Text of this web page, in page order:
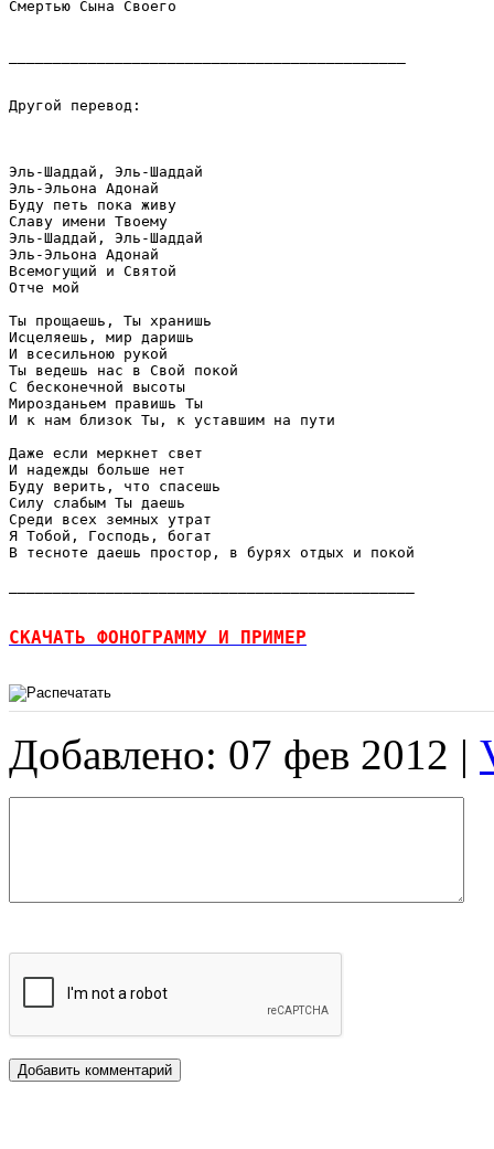
Смертью Сына Своего
Другой перевод:
Эль-Шаддай, Эль-Шаддай
Эль-Эльона Адонай
Буду петь пока живу
Славу имени Твоему
Эль-Шаддай, Эль-Шаддай
Эль-Эльона Адонай
Всемогущий и Святой
Отче мой
Ты прощаешь, Ты хранишь
Исцеляешь, мир даришь
И всесильною рукой
Ты ведешь нас в Свой покой
С бесконечной высоты
Мирозданьем правишь Ты
И к нам близок Ты, к уставшим на пути
Даже если меркнет свет
И надежды больше нет
Буду верить, что спасешь
Силу слабым Ты даешь
Среди всех земных утрат
Я Тобой, Господь, богат
В тесноте даешь простор, в бурях отдых и покой
СКАЧАТЬ ФОНОГРАММУ И ПРИМЕР
Добавлено: 07 фев 2012 |